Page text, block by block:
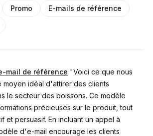
Promo
E-mails de référence
mail de référence "Voici ce que nous
moyen idéal d'attirer des clients
le secteur des boissons. Ce modèle
précieuses sur le produit, tout
et persuasif. En incluant un appel à
d'e-mail encourage les clients